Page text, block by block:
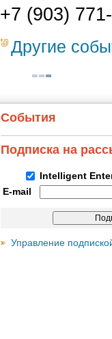
+7 (903)
Другие
События
Подписка на
Intelligent
E-mail
Управление